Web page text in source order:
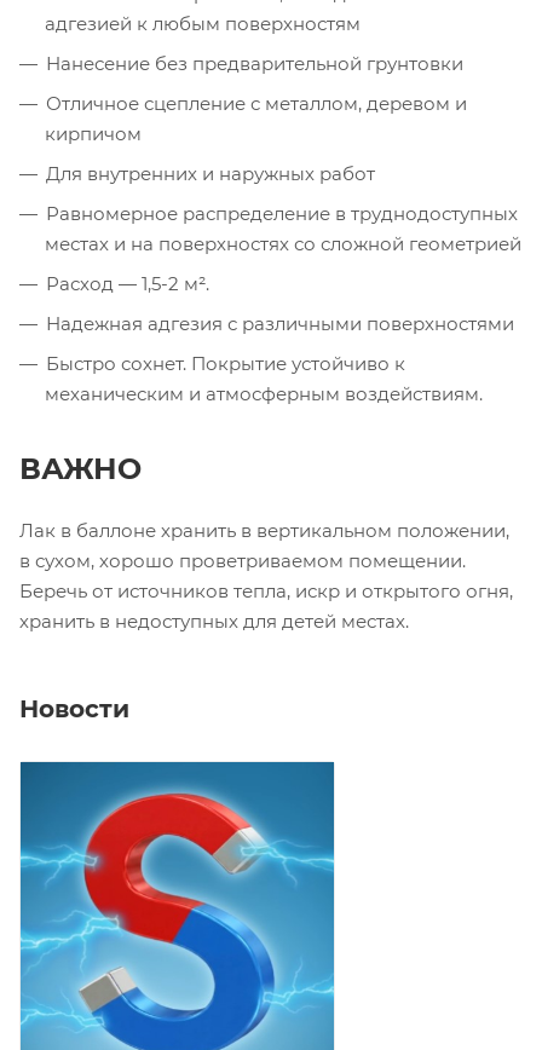
адгезией к любым поверхностям
Нанесение без предварительной грунтовки
Отличное сцепление с металлом, деревом и
кирпичом
Для внутренних и наружных работ
Равномерное распределение в труднодоступных
местах и на поверхностях со сложной геометрией
Расход — 1,5-2 м².
Надежная адгезия с различными поверхностями
Быстро сохнет. Покрытие устойчиво к
механическим и атмосферным воздействиям.
ВАЖНО
Лак в баллоне хранить в вертикальном положении,
в сухом, хорошо проветриваемом помещении.
Беречь от источников тепла, искр и открытого огня,
хранить в недоступных для детей местах.
Новости